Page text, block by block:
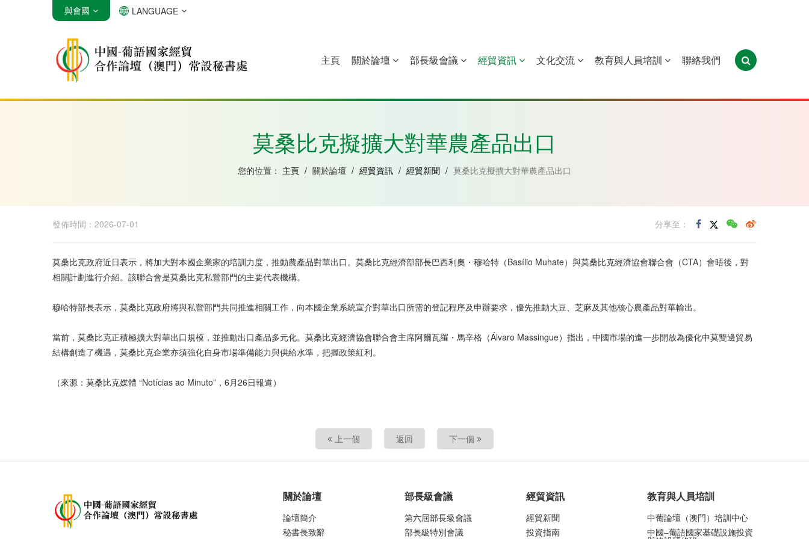
安哥拉 巴西 佛得角 幾內亞比紹 赤道幾內亞 莫桑比克 葡萄牙 聖多美和普林西比 東帝汶
與會國 LANGUAGE
主頁 關於論壇 部長級會議 經貿資訊 文化交流 教育與人員培訓 聯絡我們
莫桑比克擬擴大對華農產品出口
您的位置： 主頁 / 關於論壇 / 經貿資訊 / 經貿新聞 / 莫桑比克擬擴大對華農產品出口
發佈時間：2026-07-01 分享至：
莫桑比克政府近日表示，將加大對本國企業家的培訓力度，推動農產品對華出口。莫桑比克經濟部部長巴西利奧・穆哈特（Basílio Muhate）與莫桑比克經濟協會聯合會（CTA）會晤後，對
相關計劃進行介紹。該聯合會是莫桑比克私營部門的主要代表機構。
穆哈特部長表示，莫桑比克政府將與私營部門共同推進相關工作，向本國企業系統宣介對華出口所需的登記程序及申辦要求，優先推動大豆、芝麻及其他核心農產品對華輸出。
當前，莫桑比克正積極擴大對華出口規模，並推動出口產品多元化。莫桑比克經濟協會聯合會主席阿爾瓦羅・馬辛格（Álvaro Massingue）指出，中國市場的進一步開放為優化中莫雙邊貿易
結構創造了機遇，莫桑比克企業亦須強化自身市場準備能力與供給水準，把握政策紅利。
（來源：莫桑比克媒體 “Notícias ao Minuto”，6月26日報道）
上一個 返回 下一個
關於論壇
論壇簡介
秘書長致辭
部長級會議
第六屆部長級會議
部長級特別會議
經貿資訊
經貿新聞
投資指南
教育與人員培訓
中葡論壇（澳門）培訓中心
中國–葡語國家基礎設施投資